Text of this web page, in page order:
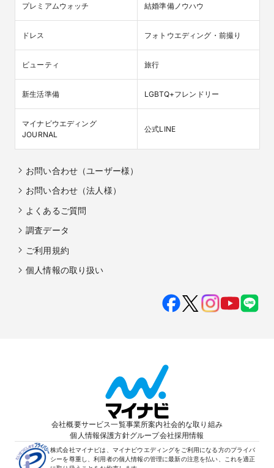
プレミアムウォッチ 結婚準備ノウハウ
ドレス フォトウエディング・前撮り
ビューティ 旅行
新生活準備 LGBTQ+フレンドリー
マイナビウエディング
JOURNAL
公式LINE
お問い合わせ（ユーザー様）
お問い合わせ（法人様）
よくあるご質問
調査データ
ご利用規約
個人情報の取り扱い
会社概要サービス一覧事業所案内社会的な取り組み
個人情報保護方針グループ会社採用情報
株式会社マイナビは、マイナビウエディングをご利用になる方のプライバ
シーを尊重し、利用者の個人情報の管理に最新の注意を払い、これを適正